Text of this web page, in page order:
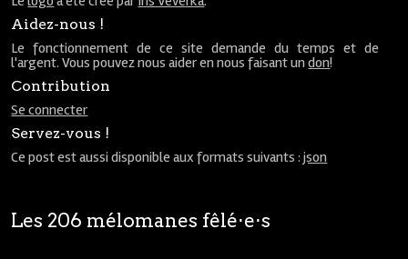
Aidez-nous !
Le fonctionnement de ce site demande du temps et de
l'argent. Vous pouvez nous aider en nous faisant undon!
Contribution
Se connecter
Servez-vous !
Ce post est aussi disponible aux formats suivants :json
Les 206 mélomanes fêlé⋅e⋅s